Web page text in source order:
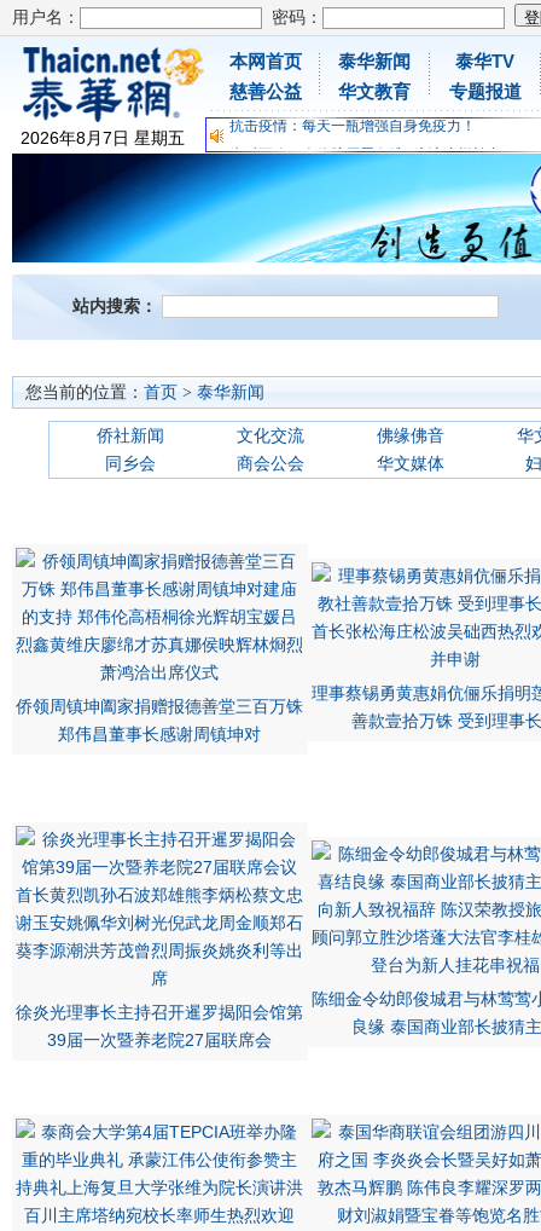
用户名： 密码：
2026年8月7日 星期五
本网首页
慈善公益
泰华新闻
华文教育
泰华TV
专题报道
为时不晚，人体胶原蛋白维C应该这样补充
关爱儿童健康，免费领取日本原装尤妮佳超立体
抗击疫情：每天一瓶增强自身免疫力！
为时不晚，人体胶原蛋白维C应该这样补充
关爱儿童健康，免费领取日本原装尤妮佳超立体
抗击疫情：每天一瓶增强自身免疫力！
站内搜索：
您当前的位置： 首页 > 泰华新闻
侨社新闻 文化交流 佛缘佛音
华
同乡会
商会公会 华文媒体
侨领周镇坤阖家捐赠报德善堂三百万铢
郑伟昌董事长感谢周镇坤对
理事蔡锡勇黄惠娟伉俪乐捐明
善款壹拾万铢 受到理事
徐炎光理事长主持召开暹罗揭阳会馆第
39届一次暨养老院27届联席会
陈细金令幼郎俊城君与林莺莺
良缘 泰国商业部长披猜